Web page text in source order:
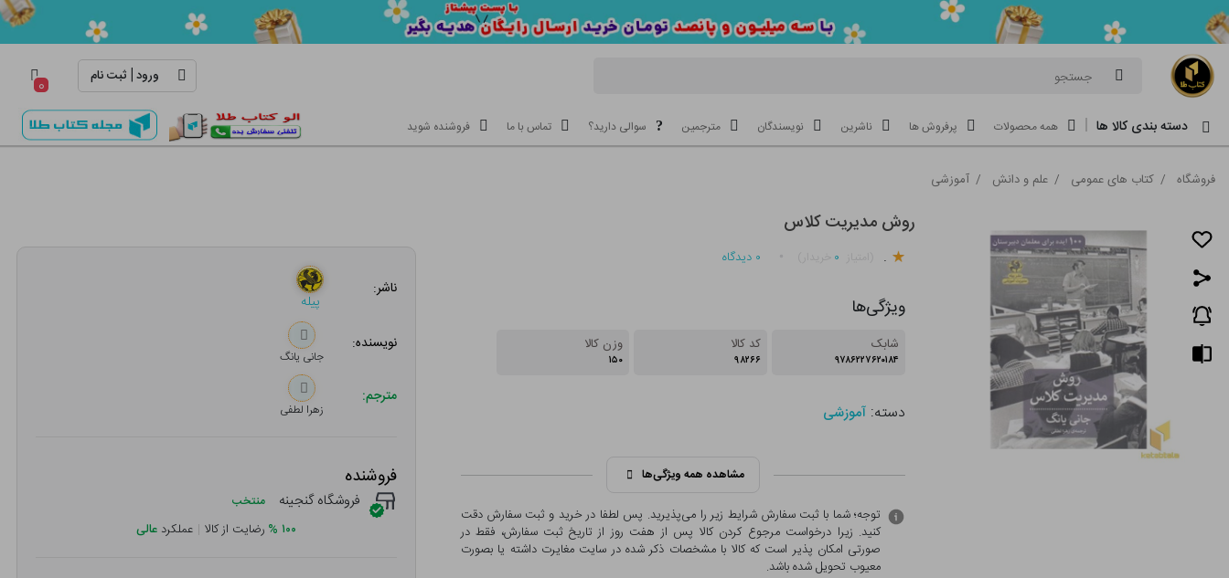
جستجو ورود| ثبت نام ۰
دسته بندی کالا ها همه محصولات پرفروش ها ناشرین نویسندگان مترجمین سوالی دارید؟ تماس با ما فروشنده شوید
فروشگاه / کتاب های عمومی / علم و دانش / آموزشی
روش مدیریت کلاس
. ۰ ۰ دیدگاه
ویژگی‌ها
شابک
۹۷۸۶۲۲۷۶۲۰۱۸۴
کد کالا
۹۸۲۶۶
وزن کالا
۱۵۰
دسته: آموزشی
مشاهده همه ویژگی‌ها
توجه؛ شما با ثبت سفارش شرایط زیر را می‌پذیرید. پس لطفا در خرید و ثبت سفارش دقت
کنید. زیرا درخواست مرجوع کردن کالا پس از هفت روز از تاریخ ثبت سفارش، فقط در
صورتی امکان پذیر است که کالا با مشخصات ذکر شده در سایت مغایرت داشته یا بصورت
معيوب تحویل شده باشد.
ناشر:
پیله
نویسنده:
جانی یانگ
مترجم:
زهرا لطفی
فروشنده
فروشگاه گنجینه منتخب
۱۰۰ % رضایت از کالا | عملکرد عالی